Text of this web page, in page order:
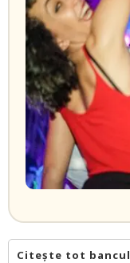
Citește tot bancul